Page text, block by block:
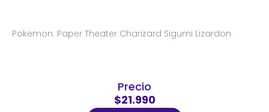
Pokemon: Paper Theater Charizard Sigumi Lizardon
Precio
$21.990